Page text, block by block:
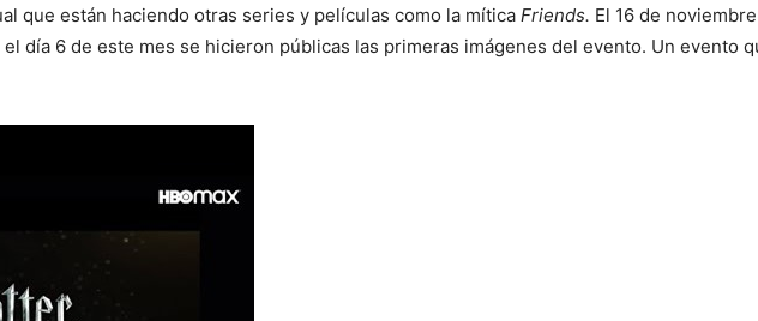
que están haciendo otras series y películas como la mítica Friends. El 16 de
día 6 de este mes se hicieron públicas las primeras imágenes del evento. Un evento